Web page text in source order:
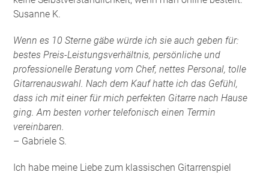
Susanne K.
Wenn es 10 Sterne gäbe würde ich sie auch geben für:
bestes Preis-Leistungsverhältnis, persönliche und
professionelle Beratung vom Chef, nettes Personal, tolle
Gitarrenauswahl. Nach dem Kauf hatte ich das Gefühl,
dass ich mit einer für mich perfekten Gitarre nach Hause
ging. Am besten vorher telefonisch einen Termin
vereinbaren.
– Gabriele S.
Ich habe meine Liebe zum klassischen Gitarrenspiel